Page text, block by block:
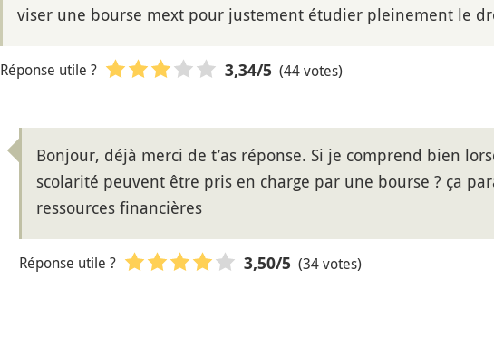
viser une bourse mext pour justement étudier pleinement le
Réponse utile ? 3,34/5 (44 votes)
Bonjour, déjà merci de t’as réponse. Si je comprend bien
scolarité peuvent être pris en charge par une bourse ? ça
ressources financières
Réponse utile ? 3,50/5 (34 votes)